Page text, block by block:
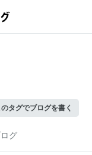
のタグでブログを書く
グ